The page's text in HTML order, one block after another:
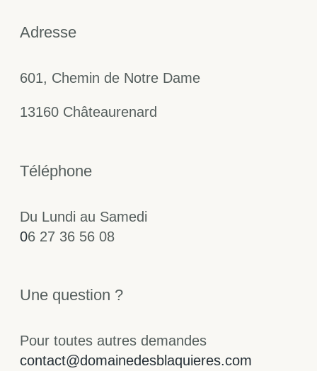
Adresse
601, Chemin de Notre Dame
13160 Châteaurenard
Téléphone
Du Lundi au Samedi
06 27 36 56 08
Une question ?
Pour toutes autres demandes
contact@domainedesblaquieres.com